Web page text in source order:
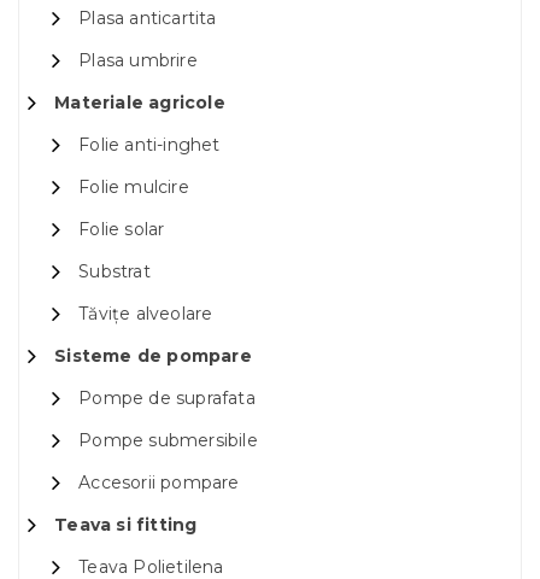
Plasa anticartita
Plasa umbrire
Materiale agricole
Folie anti-inghet
Folie mulcire
Folie solar
Substrat
Tăvițe alveolare
Sisteme de pompare
Pompe de suprafata
Pompe submersibile
Accesorii pompare
Teava si fitting
Teava Polietilena